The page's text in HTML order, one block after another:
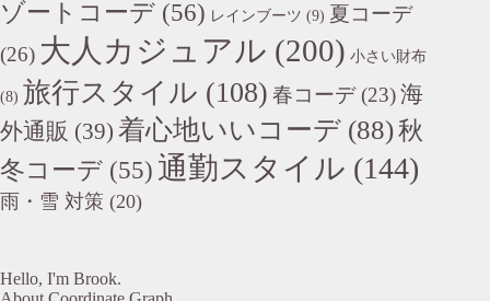
ゾートコーデ (56) レインブーツ (9) 夏コーデ
(26) 大人カジュアル (200) 小さい財布
(8) 旅行スタイル (108) 春コーデ(23)海
外通販 (39) 着心地いいコーデ (88)秋
冬コーデ (55) 通勤スタイル (144)
雨・雪 対策 (20)
Hello, I'm Brook.